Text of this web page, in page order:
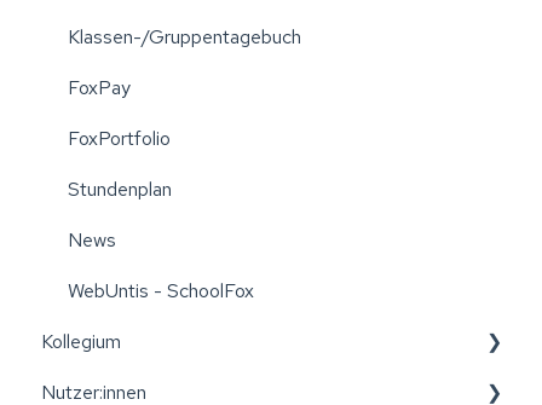
Klassen-/Gruppentagebuch
FoxPay
FoxPortfolio
Stundenplan
News
WebUntis - SchoolFox
Kollegium
Leitfäden für das Kollegium
Nutzer:innen